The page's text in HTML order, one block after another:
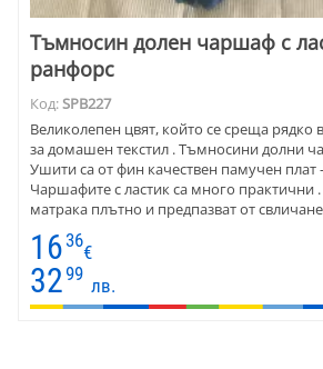
Тъмносин долен чаршаф с
ранфорс
Код:SPB227
Великолепен цвят, който се среща рядко
за домашен текстил . Тъмносини долни
Ушити са от фин качествен памучен плат
Чаршафите с ластик са много практични
матрака плътно и предпазват от
16 36
€
3299
лв.